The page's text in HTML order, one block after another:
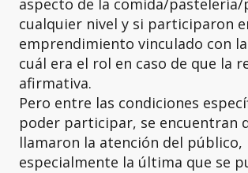
aspecto de la comida/pastelería/
cualquier nivel y si participaron
emprendimiento vinculado con
cuál era el rol en caso de que la
afirmativa.
Pero entre las condiciones
poder participar, se encuentran
llamaron la atención del público,
especialmente la última que se